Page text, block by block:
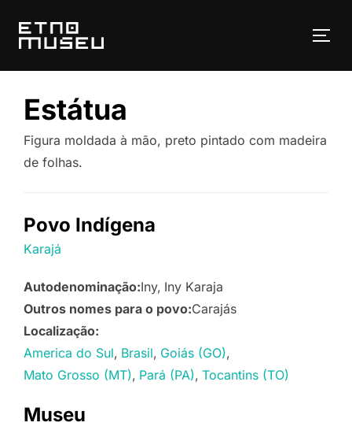
para
Estátua
Figura moldada à mão, preto pintado com madeira
de folhas.
Povo Indígena
Karajá
Autodenominação:Iny Iny Karaja
Outros nomes para o povo:Carajás
Localização:
America do Sul Brasil Goiás (GO)
Mato Grosso (MT) Pará (PA) Tocantins (TO)
Museu